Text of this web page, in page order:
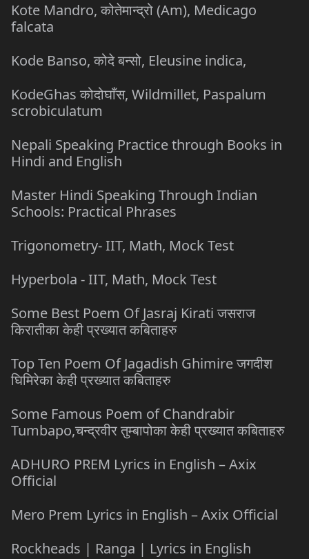
Kote Mandro, कोतेमान्द्रो (Am), Medicago
falcata
Kode Banso, कोदे बन्सो, Eleusine indica,
KodeGhas कोदोघाँस, Wildmillet, Paspalum
scrobiculatum
Nepali Speaking Practice through Books in
Hindi and English
Master Hindi Speaking Through Indian
Schools: Practical Phrases
Trigonometry- IIT, Math, Mock Test
Hyperbola - IIT, Math, Mock Test
Some Best Poem Of Jasraj Kirati जसराज
किरातीका केही प्रख्यात कबिताहरु
Top Ten Poem Of Jagadish Ghimire जगदीश
घिमिरेका केही प्रख्यात कबिताहरु
Some Famous Poem of Chandrabir
Tumbapo,चन्द्रवीर तुम्बापोका केही प्रख्यात कबिताहरु
ADHURO PREM Lyrics in English – Axix
Official
Mero Prem Lyrics in English – Axix Official
Rockheads | Ranga | Lyrics in English